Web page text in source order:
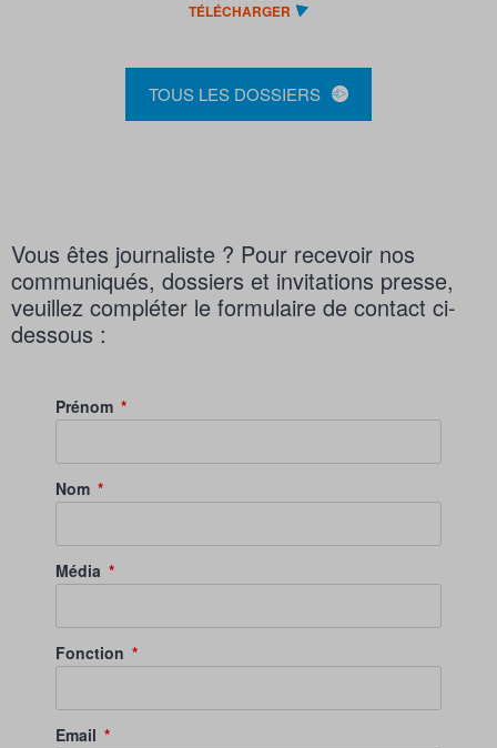
TÉLÉCHARGER
TOUS LES DOSSIERS
Vous êtes journaliste ? Pour recevoir nos
communiqués, dossiers et invitations presse,
veuillez compléter le formulaire de contact ci-
dessous :
Prénom
Nom
Média
Fonction
Email